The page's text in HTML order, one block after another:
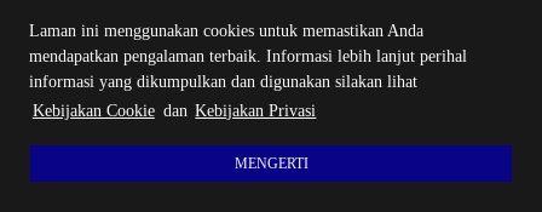
Laman ini menggunakan cookies untuk memastikan Anda
mendapatkan pengalaman terbaik. Informasi lebih lanjut perihal
informasi yang dikumpulkan dan digunakan silakan lihat
Kebijakan Cookie dan Kebijakan Privasi
MENGERTI
Mandiri Active Balanced Money Syaria...
06/08/26
148.5287
0.8491000000000213
Mandiri Prime Fixed Income Rupiah
06/08/26
0.09319999999999595